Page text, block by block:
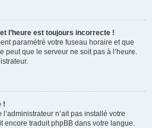
l’heure est toujours incorrecte !
paramétré votre fuseau horaire et que
peut que le serveur ne soit pas à l’heure.
!
n’ait pas installé votre
encore traduit phpBB dans votre langue.